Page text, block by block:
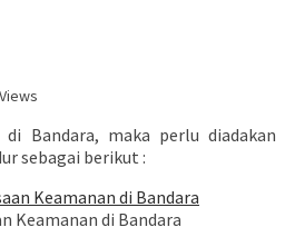
Bandara, maka perlu diadakan
sebagai berikut :
Keamanan di Bandara